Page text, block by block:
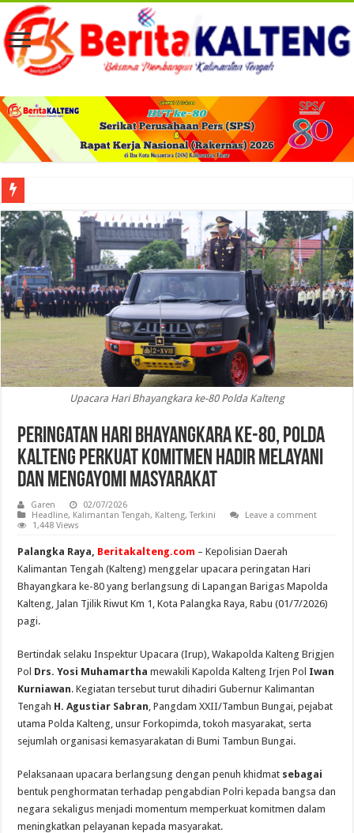
Viral! Selama Dua Bulan Lebih Siltap Serta Tunjangan Pemdes dan BPD di
Upacara Hari Bhayangkara ke-80 Polda Kalteng
Peringatan Hari Bhayangkara ke-80, Polda
Kalteng Perkuat Komitmen Hadir Melayani
dan Mengayomi Masyarakat
Garen
02/07/2026
Headline, Kalimantan Tengah, Kalteng,Terkini
Leave a comment
1,448 Views
Palangka Raya, Beritakalteng.com – Kepolisian Daerah
Kalimantan Tengah (Kalteng) menggelar upacara peringatan Hari
Bhayangkara ke-80 yang berlangsung di Lapangan Barigas Mapolda
Kalteng, Jalan Tjilik Riwut Km 1, Kota Palangka Raya, Rabu (01/7/2026)
pagi.
Bertindak selaku Inspektur Upacara (Irup), Wakapolda Kalteng Brigjen
Pol Drs. Yosi Muhamartha mewakili Kapolda Kalteng Irjen Pol Iwan
Kurniawan. Kegiatan tersebut turut dihadiri Gubernur Kalimantan
Tengah H. Agustiar Sabran , Pangdam XXII/Tambun Bungai, pejabat
utama Polda Kalteng, unsur Forkopimda, tokoh masyarakat, serta
sejumlah organisasi kemasyarakatan di Bumi Tambun Bungai.
Pelaksanaan upacara berlangsung dengan penuh khidmat sebagai
bentuk penghormatan terhadap pengabdian Polri kepada bangsa dan
negara sekaligus menjadi momentum memperkuat komitmen dalam
meningkatkan pelayanan kepada masyarakat.